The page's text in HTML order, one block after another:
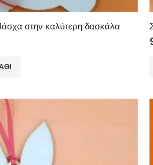
στην καλύτερη δασκάλα